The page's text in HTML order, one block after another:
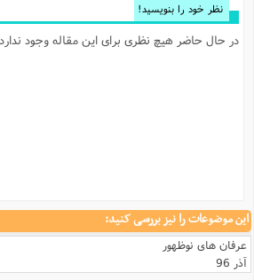
نظر خود را بنویسید!
در حال حاضر هیچ نظری برای این مقاله وجود ندارد.
این موضوعات را نیز بررسی کنید:
عرفان های نوظهور
آذر 96